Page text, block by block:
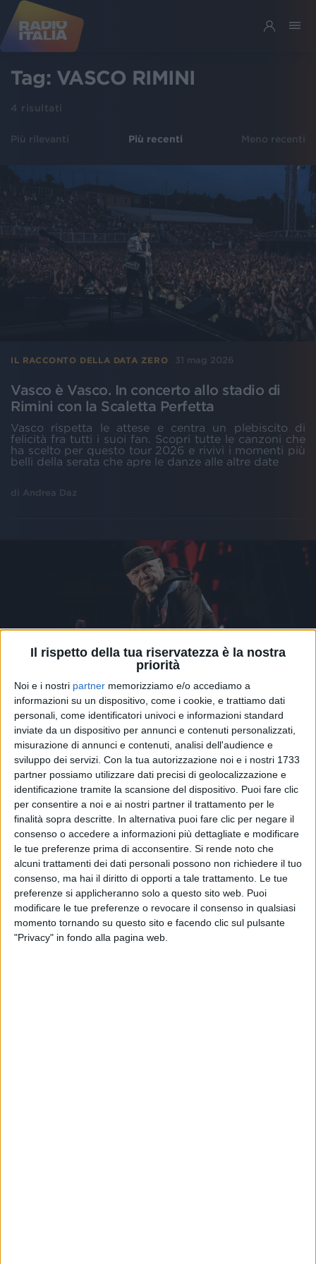
Il rispetto della tua riservatezza è la nostra
priorità
Noi e i nostri partner memorizziamo e/o accediamo a
informazioni su un dispositivo, come i cookie, e trattiamo dati
personali, come identificatori univoci e informazioni standard
inviate da un dispositivo per annunci e contenuti personalizzati,
misurazione di annunci e contenuti, analisi dell'audience e
sviluppo dei servizi. Con la tua autorizzazione noi e i nostri 1733
partner possiamo utilizzare dati precisi di geolocalizzazione e
identificazione tramite la scansione del dispositivo. Puoi fare clic
per consentire a noi e ai nostri partner il trattamento per le
finalità sopra descritte. In alternativa puoi fare clic per negare il
consenso o accedere a informazioni più dettagliate e modificare
le tue preferenze prima di acconsentire. Si rende noto che
alcuni trattamenti dei dati personali possono non richiedere il tuo
consenso, ma hai il diritto di opporti a tale trattamento. Le tue
preferenze si applicheranno solo a questo sito web. Puoi
modificare le tue preferenze o revocare il consenso in qualsiasi
momento tornando su questo sito e facendo clic sul pulsante
"Privacy" in fondo alla pagina web.
Tag: VASCO RIMINI
4 risultati
Più rilevanti Più recenti Meno recenti
IL RACCONTO DELLA DATA ZERO 31 mag 2026
Vasco è Vasco. In concerto allo stadio di
Rimini con la Scaletta Perfetta
Vasco rispetta le attese e centra un plebiscito di
felicità fra tutti i suoi fan. Scopri tutte le canzoni che
ha scelto per questo tour 2026 e rivivi i momenti più
belli della serata che apre le danze alle altre date
di Andrea Daz
LO SPOILER 05 set 2025
Vasco Rossi sceglie Rimini per la Data Zero
del suo tour negli stadi
Durante l’incontro con il Blasco Fan Club, l’annuncio
in “anteprima esclusiva mondiale”. Per ora non si
conoscono né la data precisa, né la location: ipotesi
stadio Romeo Neri. Noi siamo radio ufficiale del
“Vasco Live 2026”
diAndrea Daz